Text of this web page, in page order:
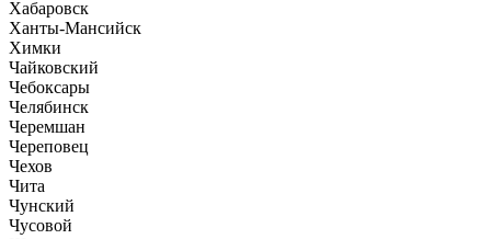
Хабаровск
Ханты-Мансийск
Химки
Чайковский
Чебоксары
Челябинск
Черемшан
Череповец
Чехов
Чита
Чунский
Чусовой